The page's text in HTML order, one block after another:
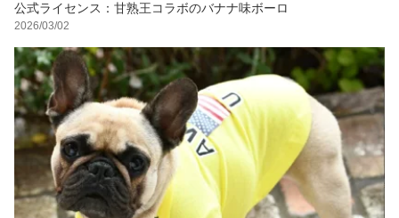
公式ライセンス：甘熟王コラボのバナナ味ボーロ
2026/03/02